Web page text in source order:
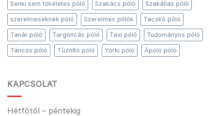
Senki sem tökéletes póló Szakács póló Szakállas póló
szerelmeseknek póló Szerelmes pólók Tacskó póló
Tanár póló Targoncás póló Taxi póló Tudományos póló
Táncos póló Tűzoltó póló Yorki póló Ápoló póló
KAPCSOLAT
Hétfőtől – péntekig